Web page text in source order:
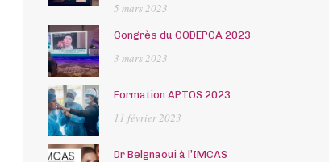
5 mars 2023
Congrès du CODEPCA 2023
3 mars 2023
Formation APTOS 2023
11 février 2023
Dr Belgnaoui à l’IMCAS